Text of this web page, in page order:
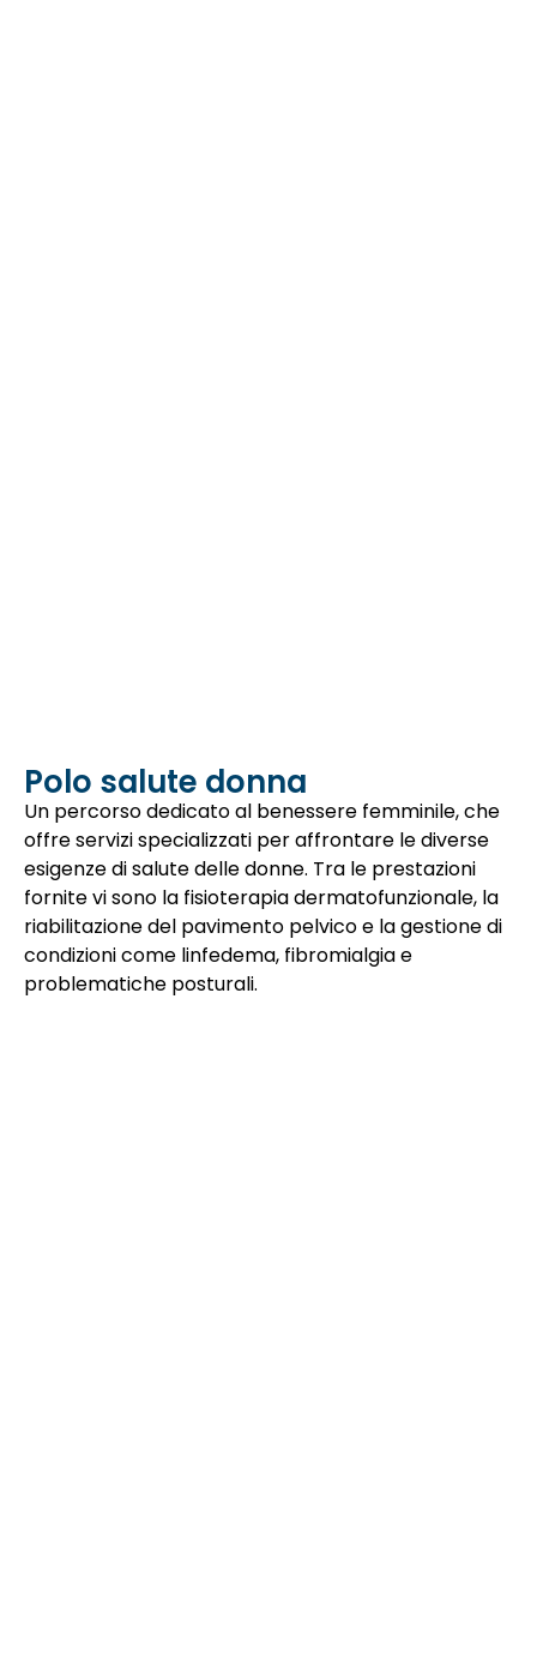
Polo salute donna
Un percorso dedicato al benessere femminile, che
offre servizi specializzati per affrontare le diverse
esigenze di salute delle donne. Tra le prestazioni
fornite vi sono la fisioterapia dermatofunzionale, la
riabilitazione del pavimento pelvico e la gestione di
condizioni come linfedema, fibromialgia e
problematiche posturali.